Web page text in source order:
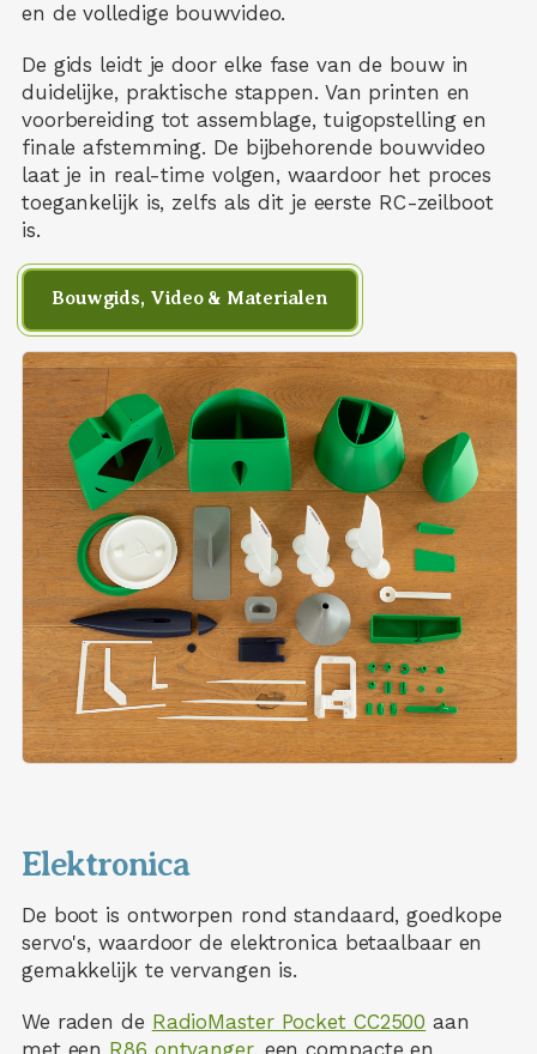
en de volledige bouwvideo.
De gids leidt je door elke fase van de bouw in
duidelijke, praktische stappen. Van printen en
voorbereiding tot assemblage, tuigopstelling en
finale afstemming. De bijbehorende bouwvideo
laat je in real-time volgen, waardoor het proces
toegankelijk is, zelfs als dit je eerste RC-zeilboot
is.
Bouwgids, Video & Materialen
Elektronica
De boot is ontworpen rond standaard, goedkope
servo's, waardoor de elektronica betaalbaar en
gemakkelijk te vervangen is.
We raden de RadioMaster Pocket CC2500 aan